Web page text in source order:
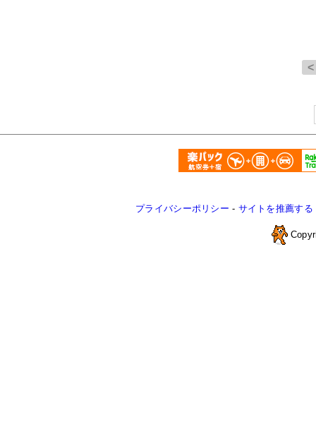
プライバシーポリシー - サイトを推薦する